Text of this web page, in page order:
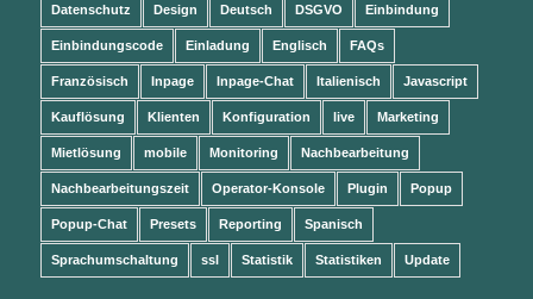
Datenschutz Design Deutsch DSGVO Einbindung
Einbindungscode Einladung Englisch FAQs
Französisch Inpage Inpage-Chat Italienisch Javascript
Kauflösung Klienten Konfiguration live Marketing
Mietlösung mobile Monitoring Nachbearbeitung
Nachbearbeitungszeit Operator-Konsole Plugin Popup
Popup-Chat Presets Reporting Spanisch
Sprachumschaltung ssl Statistik Statistiken Update